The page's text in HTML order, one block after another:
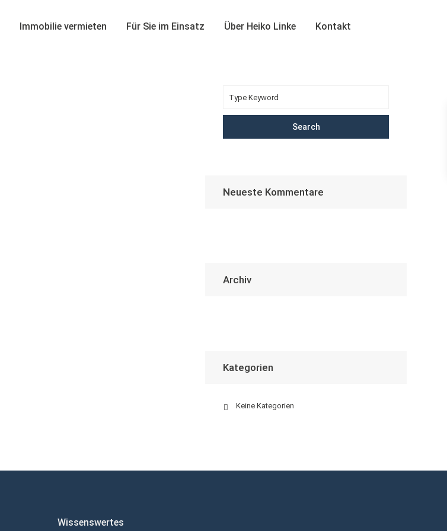
Immobilie vermieten Für Sie im Einsatz Über Heiko Linke Kontakt
Search
Neueste Kommentare
Archiv
Kategorien
Keine Kategorien
Wissenswertes